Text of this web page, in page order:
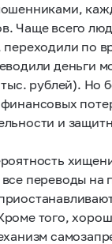
Чаще всего
переходили по
деньги
рублей). Но
и
переводы на
того,